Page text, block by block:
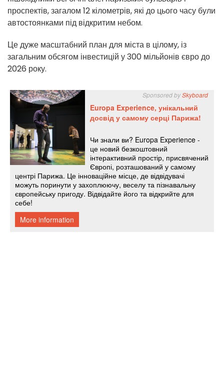
проспектів, загалом 12 кілометрів, які до цього часу були
автостоянками під відкритим небом.
Це дуже масштабний план для міста в цілому, із
загальним обсягом інвестицій у 300 мільйонів євро до
2026 року.